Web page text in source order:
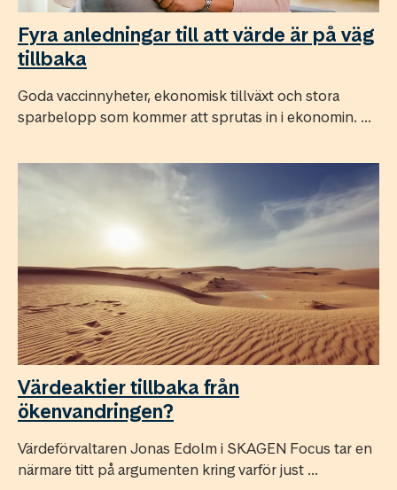
Fyra anledningar till att värde är på väg
tillbaka
Goda vaccinnyheter, ekonomisk tillväxt och stora
sparbelopp som kommer att sprutas in i ekonomin. ...
Värdeaktier tillbaka från
ökenvandringen?
Värdeförvaltaren Jonas Edolm i SKAGEN Focus tar en
närmare titt på argumenten kring varför just ...